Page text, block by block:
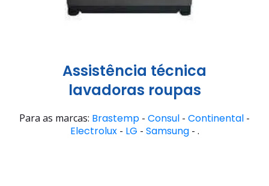
Assistência técnica
lavadoras roupas
Para as marcas: Brastemp - Consul - Continental -
Electrolux- LG - Samsung- .